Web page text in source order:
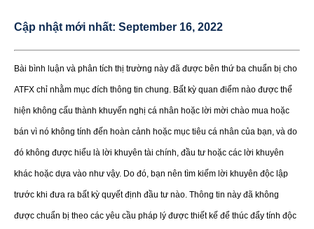
Cập nhật mới nhất: September 16, 2022
Bài bình luận và phân tích thị trường này đã được bên thứ ba chuẩn bị cho
ATFX chỉ nhằm mục đích thông tin chung. Bất kỳ quan điểm nào được thể
hiện không cấu thành khuyến nghị cá nhân hoặc lời mời chào mua hoặc
bán vì nó không tính đến hoàn cảnh hoặc mục tiêu cá nhân của bạn, và do
đó không được hiểu là lời khuyên tài chính, đầu tư hoặc các lời khuyên
khác hoặc dựa vào như vậy. Do đó, bạn nên tìm kiếm lời khuyên độc lập
trước khi đưa ra bất kỳ quyết định đầu tư nào. Thông tin này đã không
được chuẩn bị theo các yêu cầu pháp lý được thiết kế để thúc đẩy tính độc